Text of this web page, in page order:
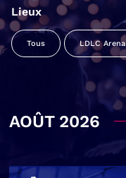
Lieux
Tous LDLC Arena
AOÛT 2026